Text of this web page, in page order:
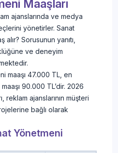
Maaşları
ajanslarında ve medya
yönetirler. Sanat
Sorusunun yanıtı,
ve deneyim
maaşı 47.000 TL, en
90.000 TL’dir. 2026
reklam ajanslarının müşteri
bağlı olarak
Yönetmeni